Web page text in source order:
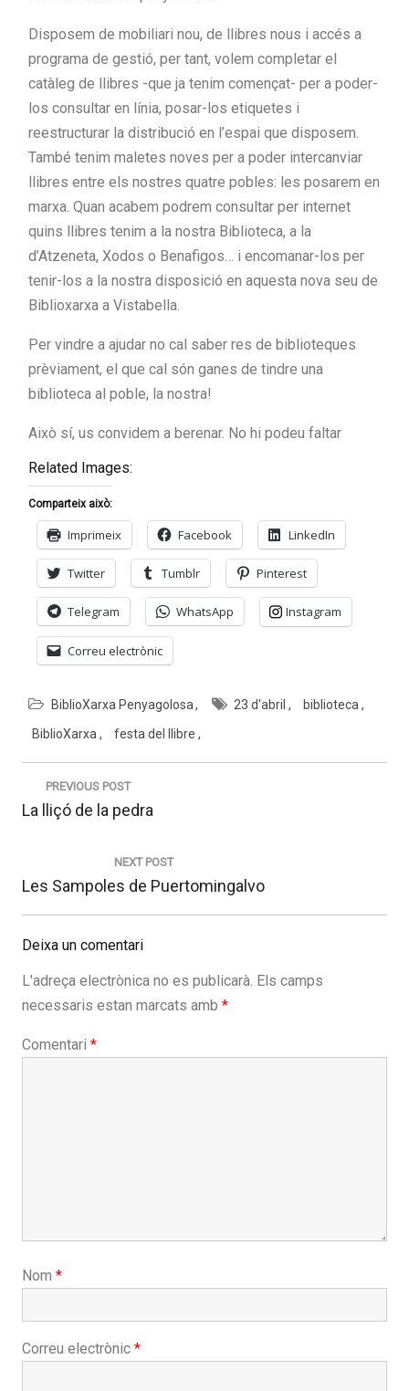
Disposem de mobiliari nou, de llibres nous i accés a
programa de gestió, per tant, volem completar el
catàleg de llibres -que ja tenim començat- per a poder-
los consultar en línia, posar-los etiquetes i
reestructurar la distribució en l’espai que disposem.
També tenim maletes noves per a poder intercanviar
llibres entre els nostres quatre pobles: les posarem en
marxa. Quan acabem podrem consultar per internet
quins llibres tenim a la nostra Biblioteca, a la
d’Atzeneta, Xodos o Benafigos… i encomanar-los per
tenir-los a la nostra disposició en aquesta nova seu de
Biblioxarxa a Vistabella.
Per vindre a ajudar no cal saber res de biblioteques
prèviament, el que cal són ganes de tindre una
biblioteca al poble, la nostra!
Això sí, us convidem a berenar. No hi podeu faltar
Related Images:
Comparteix això:
Imprimeix Facebook LinkedIn
Twitter Tumblr Pinterest
Telegram WhatsApp Instagram
Correu electrònic
BiblioXarxa Penyagolosa 23 d'abril
biblioteca
BiblioXarxa
festa del llibre
PREVIOUS POST
Previous
La lliçó de la pedra
NEXT POST
Next
post:
Les Sampoles de Puertomingalvo
Deixa un comentari
L'adreça electrònica no es publicarà. Els camps
necessaris estan marcats amb *
Comentari *
Nom *
Correu electrònic *